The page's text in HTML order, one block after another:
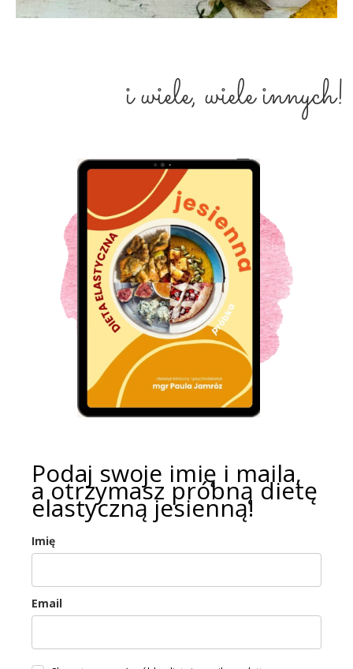
i wiele, wiele innych!
Podaj swoje imię i maila,
a otrzymasz próbną dietę
elastyczną jesienną!
Imię
Email